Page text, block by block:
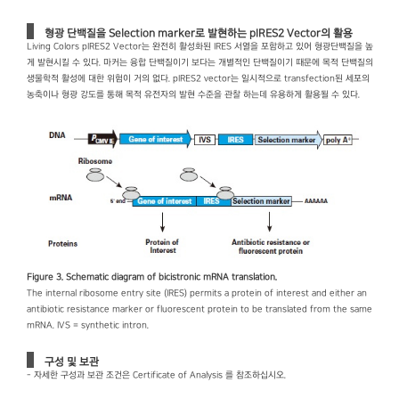
형광 단백질을 Selection marker로 발현하는 pIRES2 Vector의 활용
Living Colors pIRES2 Vector는 완전히 활성화된 IRES 서열을 포함하고 있어 형광단백질을 높
게 발현시킬 수 있다. 마커는 융합 단백질이기 보다는 개별적인 단백질이기 때문에 목적 단백질의
생물학적 활성에 대한 위험이 거의 없다. pIRES2 vector는 일시적으로 transfection된 세포의
농축이나 형광 강도를 통해 목적 유전자의 발현 수준을 관찰 하는데 유용하게 활용될 수 있다.
Figure 3. Schematic diagram of bicistronic mRNA translation.
The internal ribosome entry site (IRES) permits a protein of interest and either an
antibiotic resistance marker or fluorescent protein to be translated from the same
mRNA. IVS = synthetic intron.
구성 및 보관
- 자세한 구성과 보관 조건은 Certificate of Analysis 를 참조하십시오.